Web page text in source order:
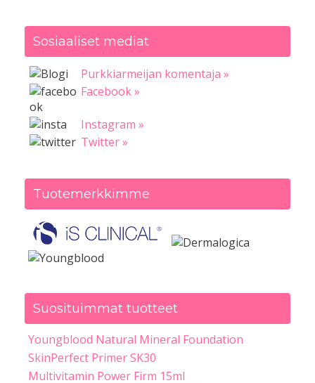
Sosiaaliset mediat
Purkkiarmeijan komentaja »
Facebook »
Instagram »
Twitter »
Tuotemerkkimme
Suosituimmat tuotteet
Youngblood Natural Mineral Foundation
SkinPerfect Primer SK30
Multivitamin Power Firm 15ml